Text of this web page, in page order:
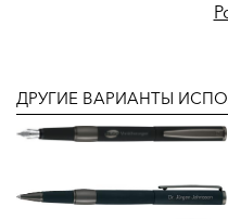
ДРУГИЕ ВАРИАНТЫ